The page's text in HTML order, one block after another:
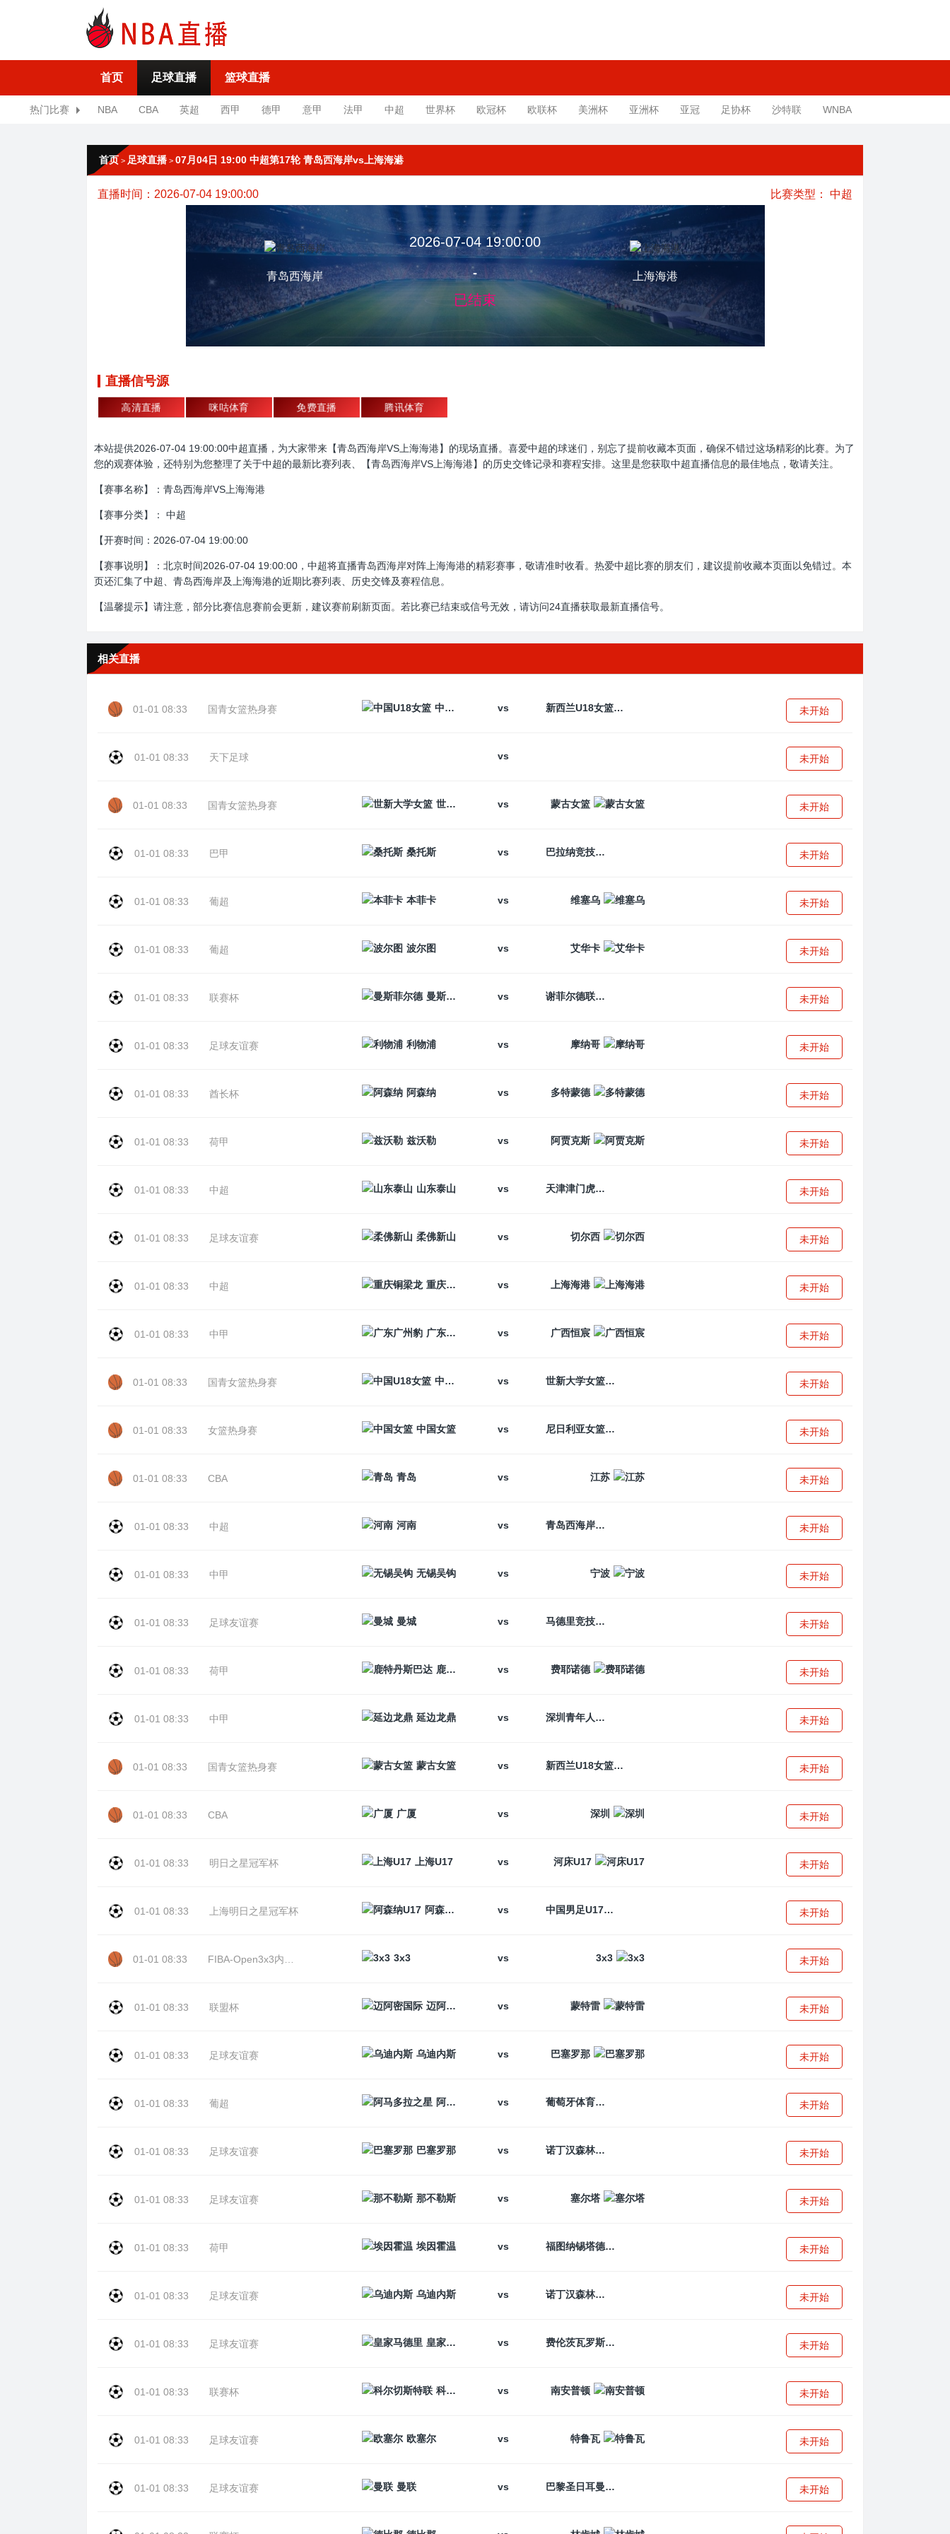
首页 足球直播 篮球直播
热门比赛 NBA CBA 英超 西甲 德甲 意甲 法甲 中超 世界杯 欧冠杯 欧联杯 美洲杯 亚洲杯 亚冠 足协杯 沙特联 WNBA
首页 > 足球直播 > 07月04日 19:00 中超第17轮 青岛西海岸vs上海海港
直播时间：2026-07-04 19:00:00 比赛类型： 中超
青岛西海岸
2026-07-04 19:00:00
-
已结束
上海海港
直播信号源
高清直播 咪咕体育 免费直播 腾讯体育
本站提供2026-07-04 19:00:00中超直播，为大家带来【青岛西海岸VS上海海港】的现场直播。喜爱中超的球迷们，别忘了提前收藏本页面，确保不错过这场精彩的比赛。为了
您的观赛体验，还特别为您整理了关于中超的最新比赛列表、【青岛西海岸VS上海海港】的历史交锋记录和赛程安排。这里是您获取中超直播信息的最佳地点，敬请关注。
【赛事名称】：青岛西海岸VS上海海港
【赛事分类】： 中超
【开赛时间：2026-07-04 19:00:00
【赛事说明】：北京时间2026-07-04 19:00:00，中超将直播青岛西海岸对阵上海海港的精彩赛事，敬请准时收看。热爱中超比赛的朋友们，建议提前收藏本页面以免错过。本
页还汇集了中超、青岛西海岸及上海海港的近期比赛列表、历史交锋及赛程信息。
【温馨提示】请注意，部分比赛信息赛前会更新，建议赛前刷新页面。若比赛已结束或信号无效，请访问24直播获取最新直播信号。
相关直播
01-01 08:33 国青女篮热身赛 中国U18女篮 vs 新西兰U18女篮 未开始
01-01 08:33 天下足球 vs 未开始
01-01 08:33 国青女篮热身赛 世新大学女篮 vs 蒙古女篮 未开始
01-01 08:33 巴甲 桑托斯 vs 巴拉纳竞技 未开始
01-01 08:33 葡超 本菲卡 vs 维塞乌 未开始
01-01 08:33 葡超 波尔图 vs 艾华卡 未开始
01-01 08:33 联赛杯 曼斯菲尔德 vs 谢菲尔德联 未开始
01-01 08:33 足球友谊赛 利物浦 vs 摩纳哥 未开始
01-01 08:33 酋长杯 阿森纳 vs 多特蒙德 未开始
01-01 08:33 荷甲 兹沃勒 vs 阿贾克斯 未开始
01-01 08:33 中超 山东泰山 vs 天津津门虎 未开始
01-01 08:33 足球友谊赛 柔佛新山 vs 切尔西 未开始
01-01 08:33 中超 重庆铜梁龙 vs 上海海港 未开始
01-01 08:33 中甲 广东广州豹 vs 广西恒宸 未开始
01-01 08:33 国青女篮热身赛 中国U18女篮 vs 世新大学女篮 未开始
01-01 08:33 女篮热身赛 中国女篮 vs 尼日利亚女篮 未开始
01-01 08:33 CBA 青岛 vs 江苏 未开始
01-01 08:33 中超 河南 vs 青岛西海岸 未开始
01-01 08:33 中甲 无锡吴钩 vs 宁波 未开始
01-01 08:33 足球友谊赛 曼城 vs 马德里竞技 未开始
01-01 08:33 荷甲 鹿特丹斯巴达 vs 费耶诺德 未开始
01-01 08:33 中甲 延边龙鼎 vs 深圳青年人 未开始
01-01 08:33 国青女篮热身赛 蒙古女篮 vs 新西兰U18女篮 未开始
01-01 08:33 CBA 广厦 vs 深圳 未开始
01-01 08:33 明日之星冠军杯 上海U17 vs 河床U17 未开始
01-01 08:33 上海明日之星冠军杯 阿森纳U17 vs 中国男足U17 未开始
01-01 08:33 3x3 vs 3x3 未开始
01-01 08:33 联盟杯 迈阿密国际 vs 蒙特雷 未开始
01-01 08:33 足球友谊赛 乌迪内斯 vs 巴塞罗那 未开始
01-01 08:33 葡超 阿马多拉之星 vs 葡萄牙体育 未开始
01-01 08:33 足球友谊赛 巴塞罗那 vs 诺丁汉森林 未开始
01-01 08:33 足球友谊赛 那不勒斯 vs 塞尔塔 未开始
01-01 08:33 荷甲 埃因霍温 vs 福图纳锡塔德 未开始
01-01 08:33 足球友谊赛 乌迪内斯 vs 诺丁汉森林 未开始
01-01 08:33 足球友谊赛 皇家马德里 vs 费伦茨瓦罗斯 未开始
01-01 08:33 联赛杯 科尔切斯特联 vs 南安普顿 未开始
01-01 08:33 足球友谊赛 欧塞尔 vs 特鲁瓦 未开始
01-01 08:33 足球友谊赛 曼联 vs 巴黎圣日耳曼 未开始